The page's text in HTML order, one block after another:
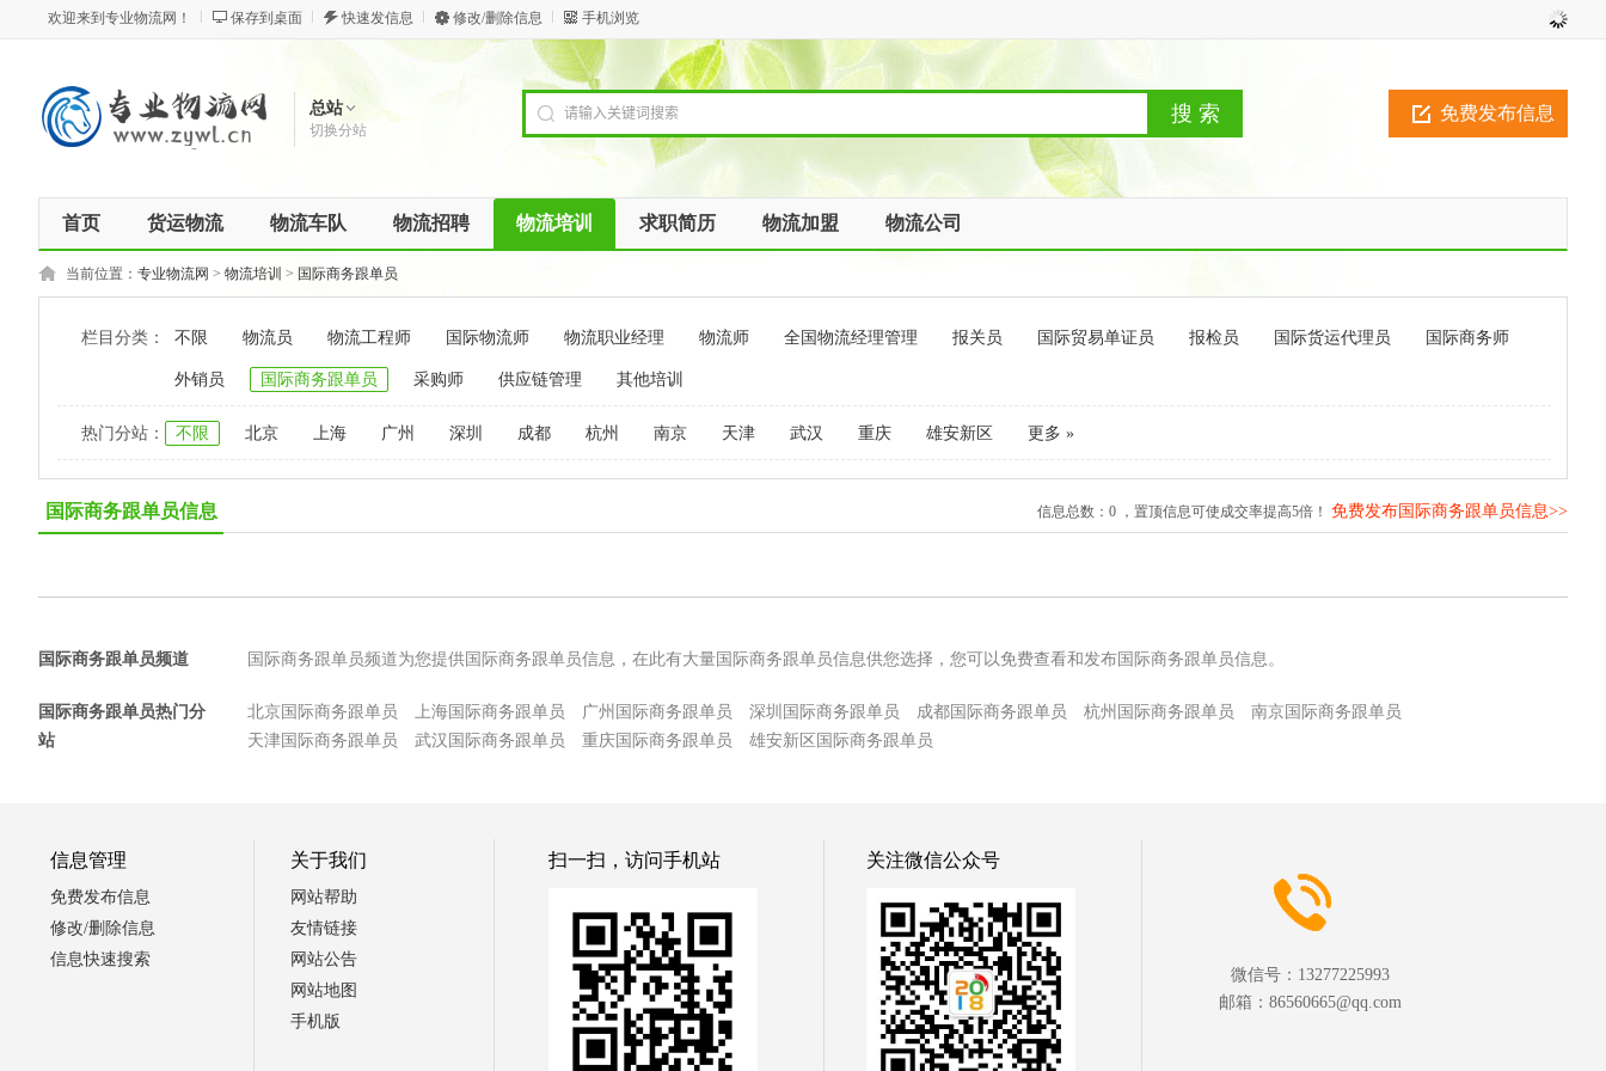
欢迎来到专业物流网！ 保存到桌面 快速发信息 修改/删除信息 手机浏览
总站
切换分站
免费发布信息
首页 货运物流 物流车队 物流招聘 物流培训 求职简历 物流加盟 物流公司
当前位置： 专业物流网 > 物流培训 > 国际商务跟单员
栏目分类： 不限 物流员 物流工程师 国际物流师 物流职业经理 物流师 全国物流经理管理 报关员 国际贸易单证员 报检员 国际货运代理员 国际商务师
外销员 国际商务跟单员 采购师 供应链管理 其他培训
热门分站： 不限 北京 上海 广州 深圳 成都 杭州 南京 天津 武汉 重庆 雄安新区 更多 »
国际商务跟单员信息 信息总数： 0 ，置顶信息可使成交率提高5倍！ 免费发布国际商务跟单员信息>>
国际商务跟单员频道 国际商务跟单员频道为您提供国际商务跟单员信息，在此有大量国际商务跟单员信息供您选择，您可以免费查看和发布国际商务跟单员信息。
国际商务跟单员热门分
站
北京国际商务跟单员 上海国际商务跟单员 广州国际商务跟单员 深圳国际商务跟单员 成都国际商务跟单员 杭州国际商务跟单员
南京国际商务跟单员
天津国际商务跟单员
武汉国际商务跟单员 重庆国际商务跟单员 雄安新区国际商务跟单员
信息管理
免费发布信息
修改/删除信息
信息快速搜索
关于我们
网站帮助
友情链接
网站公告
网站地图
手机版
扫一扫，访问手机站 关注微信公众号
微信号： 13277225993
邮箱： 86560665@qq.com